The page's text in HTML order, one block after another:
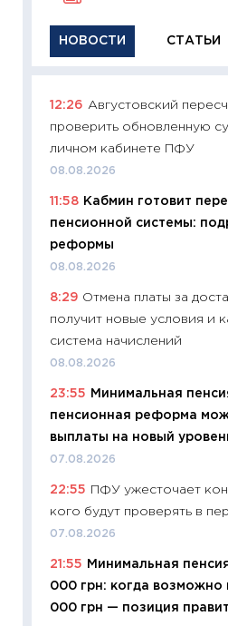
НОВОСТИ СТАТЬИ
12:26 Августовский
проверить обновленную
личном кабинете ПФУ
08.08.2026
11:58 Кабмин готовит
пенсионной системы:
реформы
08.08.2026
8:29 Отмена платы за
получит новые условия и
система начислений
08.08.2026
23:55
Минимальная
пенсионная реформа
выплаты на новый
07.08.2026
22:55
ПФУ ужесточает
кого будут проверять в
07.08.2026
21:55
Минимальная
000 грн: когда возможно
000 грн — позиция